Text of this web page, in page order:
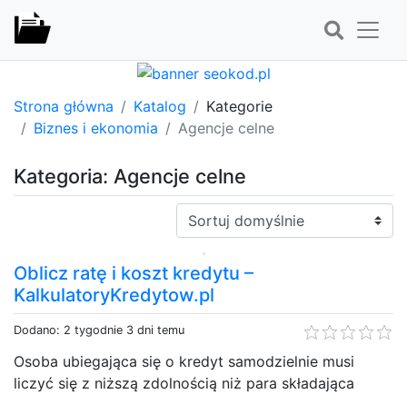
Strona główna Katalog
Kategorie
Biznes i ekonomia
Agencje celne
Kategoria: Agencje celne
Sortuj:
Oblicz ratę i koszt kredytu –
KalkulatoryKredytow.pl
Dodano: 2 tygodnie 3 dni temu
Osoba ubiegająca się o kredyt samodzielnie musi
liczyć się z niższą zdolnością niż para składająca